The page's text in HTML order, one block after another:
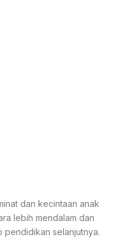
dan kecintaan anak
lebih mendalam dan
pendidikan selanjutnya.